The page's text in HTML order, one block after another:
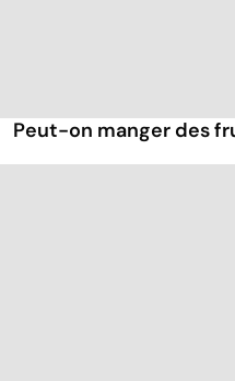
Peut-on manger des